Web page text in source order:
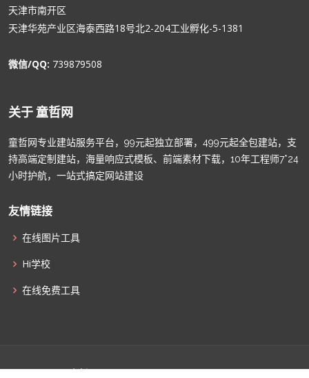
天津市南开区
天津华苑产业区海泰西路18号北2-204工业孵化-5-1381
微信/QQ: 739879508
关于 童哲网
童哲网专业建站服务平台，99元起独立部署，499元起全包建站，支
持高端定制建站，海量响应式模板、前端素材下载，10年工程师7*24
小时护航，一站式搞定网站建设
友情链接
在线图片工具
Hi学校
在线免费工具
© Copyright童哲网. All Rights Reserved |津ICP备2022009011|